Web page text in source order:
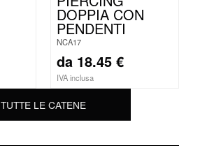
DOPPIA CON
PENDENTI
NCA17
da 18.45 €
IVA inclusa
TUTTE LE CATENE